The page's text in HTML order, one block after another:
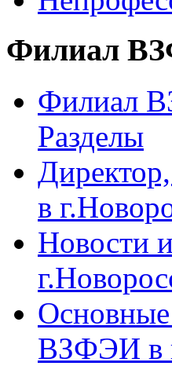
Филиал
Филиал
Разделы
в
Новости
ВЗФЭИ в